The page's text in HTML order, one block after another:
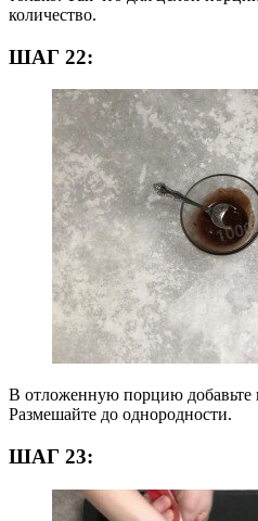
количество.
ШАГ 22:
В отложенную порцию добавьте
Размешайте до однородности.
ШАГ 23: